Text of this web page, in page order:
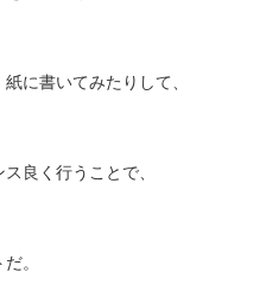
に書いてみたりして、
良く行うことで、
。